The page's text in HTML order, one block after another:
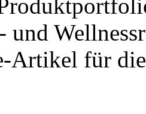
und
Artikel für